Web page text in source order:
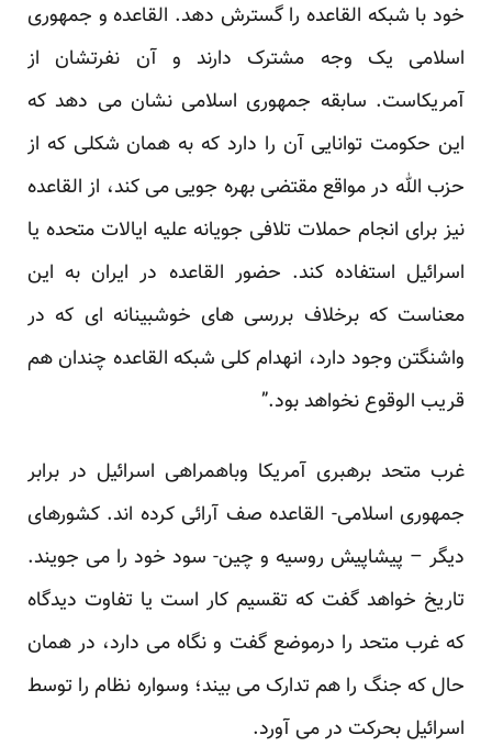
خود با شبکه القاعده را گسترش دهد. القاعده و جمهوری
اسلامی یک وجه مشترک دارند و آن نفرتشان از
آمریکاست. سابقه جمهوری اسلامی نشان می دهد که
این حکومت توانایی آن را دارد که به همان شکلی که از
حزب الله در مواقع مقتضی بهره جویی می کند، از القاعده
نیز برای انجام حملات تلافی جویانه علیه ایالات متحده یا
اسرائیل استفاده کند. حضور القاعده در ایران به این
معناست که برخلاف بررسی های خوشبینانه ای که در
واشنگتن وجود دارد، انهدام کلی شبکه القاعده چندان هم
قریب الوقوع نخواهد بود.”
غرب متحد برهبری آمریکا وباهمراهی اسرائیل در برابر
جمهوری اسلامی- القاعده صف آرائی کرده اند. کشورهای
دیگر – پیشاپیش روسیه و چین- سود خود را می جویند.
تاریخ خواهد گفت که تقسیم کار است یا تفاوت دیدگاه
که غرب متحد را درموضع گفت و نگاه می دارد، در همان
حال که جنگ را هم تدارک می بیند؛ وسواره نظام را توسط
اسرائیل بحرکت در می آورد.